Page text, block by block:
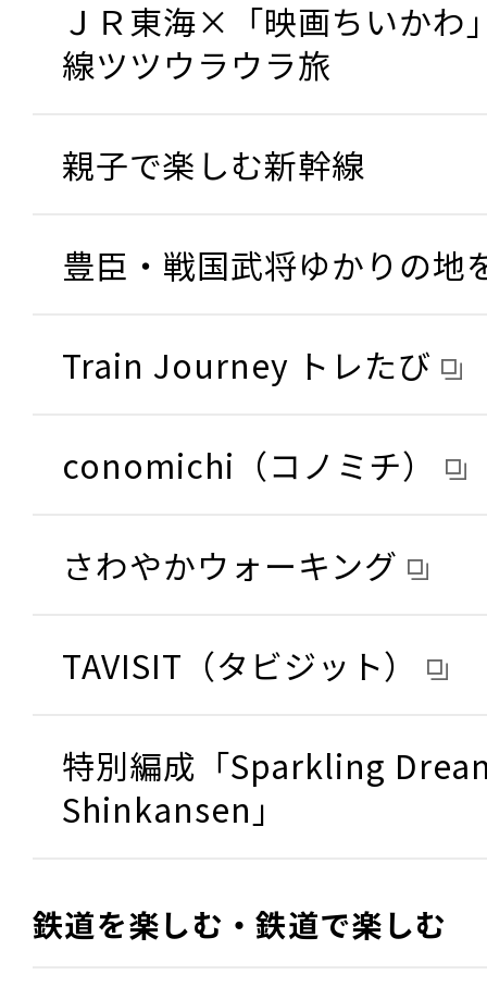
ＪＲ東海×「映画ちいか
線ツツウラウラ旅
親子で楽しむ新幹線
豊臣・戦国武将ゆかりの地
Train Journey トレたび
conomichi（コノミチ）
さわやかウォーキング
TAVISIT（タビジット）
特別編成「Sparkling
Shinkansen」
鉄道を楽しむ・鉄道で楽しむ